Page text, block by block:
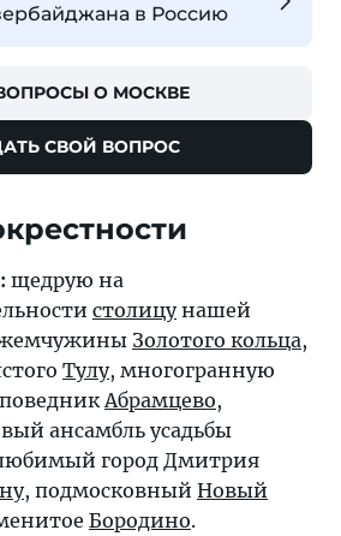
в Россию
О МОСКВЕ
СВОЙ ВОПРОС
щедрую на
столицунашей
жемчужины Золотого кольца,
Тулу, многогранную
Абрамцево,
ансамбль усадьбы
город Дмитрия
, подмосковный Новый
Бородино.